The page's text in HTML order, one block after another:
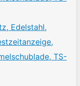
Edelstahl,
TS-